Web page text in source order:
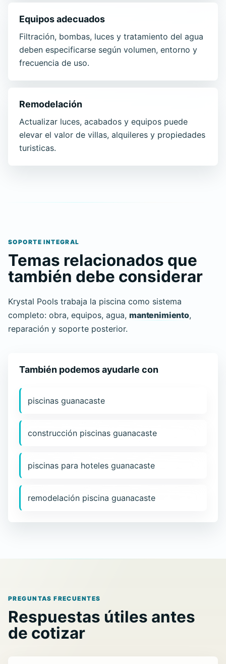
Equipos adecuados
Filtración, bombas, luces y tratamiento del agua
deben especificarse según volumen, entorno y
frecuencia de uso.
Remodelación
Actualizar luces, acabados y equipos puede
elevar el valor de villas, alquileres y propiedades
turisticas.
SOPORTE INTEGRAL
Temas relacionados que
también debe considerar
Krystal Pools trabaja la piscina como sistema
completo: obra, equipos, agua, mantenimiento,
reparación y soporte posterior.
También podemos ayudarle con
piscinas guanacaste
construcción piscinas guanacaste
piscinas para hoteles guanacaste
remodelación piscina guanacaste
PREGUNTAS FRECUENTES
Respuestas útiles antes
de cotizar